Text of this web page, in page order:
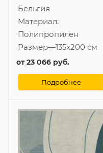
Бельгия
Материал:
Полипропилен
Размер—135x200 см
от23 066 руб.
Подробнее